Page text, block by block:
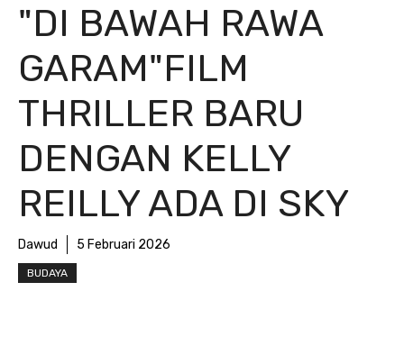
"DI BAWAH RAWA
GARAM"FILM
THRILLER BARU
DENGAN KELLY
REILLY ADA DI SKY
Dawud 5 Februari 2026
BUDAYA